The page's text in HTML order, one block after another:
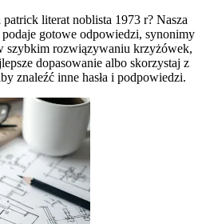
patrick literat noblista 1973 r? Nasza
gotowe odpowiedzi, synonimy
szybkim rozwiązywaniu krzyżówek,
dopasowanie albo skorzystaj z
znaleźć inne hasła i podpowiedzi.